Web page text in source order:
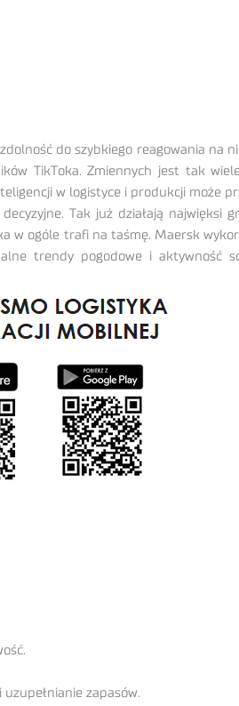
do szybkiego reagowania na
TikToka. Zmiennych jest tak
w logistyce i produkcji może
Tak już działają najwięksi
w ogóle trafi na taśmę. Maersk
trendy pogodowe i aktywność
zapasów.